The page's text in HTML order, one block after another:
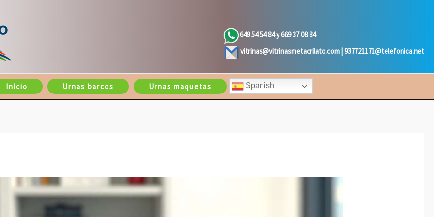
649 54 54 84 y 669 37 08 84
vitrinas@vitrinasmetacrilato.com | 937721171@telefonica.net
Inicio Urnas barcos Urnas maquetas Spanish